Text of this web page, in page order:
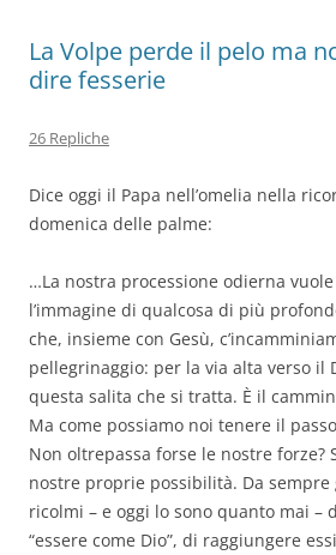
La Volpe perde il pelo ma
dire fesserie
26 Repliche
Dice oggi il Papa nell’omelia nella
domenica delle palme:
…La nostra processione odierna
l’immagine di qualcosa di più
che, insieme con Gesù,
pellegrinaggio: per la via alta verso il
questa salita che si tratta. È il
Ma come possiamo noi tenere il
Non oltrepassa forse le nostre forze?
nostre proprie possibilità. Da
ricolmi – e oggi lo sono quanto mai –
“essere come Dio”, di raggiungere